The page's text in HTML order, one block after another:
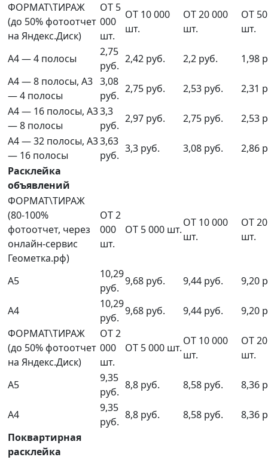
ФОРМАТ\ТИРАЖ
(до 50% фотоотчет
на Яндекс.Диск)
ОТ 5
000
шт.
ОТ 10 000
шт.
ОТ 20 000
шт.
ОТ
шт.
А4 — 4 полосы
2,75
руб.
2,42 руб. 2,2 руб.
1,98
А4 — 8 полосы, А3
— 4 полосы
3,08
руб.
2,75 руб. 2,53 руб.
2,31
А4 — 16 полосы, А3
— 8 полосы
3,3
руб.
2,97 руб. 2,75 руб.
2,53
А4 — 32 полосы, А3
— 16 полосы
3,63
руб.
3,3 руб. 3,08 руб.
2,86
Расклейка
объявлений
ФОРМАТ\ТИРАЖ
(80-100%
фотоотчет, через
онлайн-сервис
Геометка.рф)
ОТ 2
000
шт.
ОТ 5 000 шт.
ОТ 10 000
шт.
ОТ
шт.
А5
10,29
руб.
9,68 руб. 9,44 руб. 9,20
А4
10,29
руб.
9,68 руб. 9,44 руб.
9,20
ФОРМАТ\ТИРАЖ
(до 50% фотоотчет
на Яндекс.Диск)
ОТ 2
000
шт.
ОТ 5 000 шт.
ОТ 10 000
шт.
ОТ
шт.
А5
9,35
руб.
8,8 руб. 8,58 руб. 8,36
А4
9,35
руб.
8,8 руб. 8,58 руб.
8,36
Поквартирная
расклейка